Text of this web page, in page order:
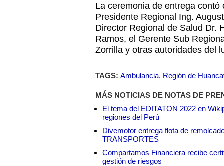
La ceremonia de entrega
Presidente Regional Ing.
Director Regional de Salud Dr.
Ramos, el Gerente Sub
Zorrilla y otras autoridades del
TAGS: Ambulancia, Región de
MÁS NOTICIAS DE NOTAS DE
El tema del EDITATON 2022 en
regiones del Perú
Divemotor entrega flota de
TRANSPORTES
Compartamos Financiera recibe
gestión de riesgos